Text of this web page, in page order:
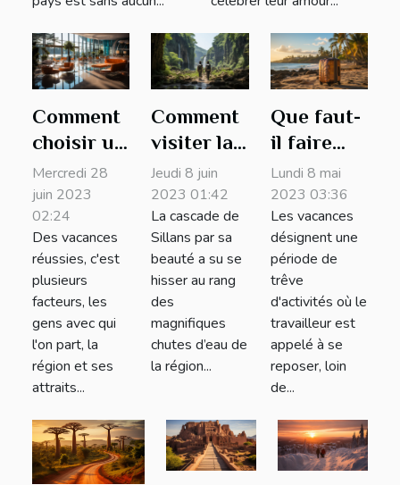
Comment
choisir un
bon hôtel
?
Mercredi 28
juin 2023
02:24
Des vacances
réussies, c'est
plusieurs
facteurs, les
gens avec qui
l'on part, la
région et ses
attraits...
Comment
visiter la
cascade
de Sillans
en toute
sécurité ?
Jeudi 8 juin
2023 01:42
La cascade de
Sillans par sa
beauté a su se
hisser au rang
des
magnifiques
chutes d’eau de
la région...
Que faut-
il faire
pour
réussir
ses
vacances
?
Lundi 8 mai
2023 03:36
Les vacances
désignent une
période de
trêve
d'activités où le
travailleur est
appelé à se
reposer, loin
de...